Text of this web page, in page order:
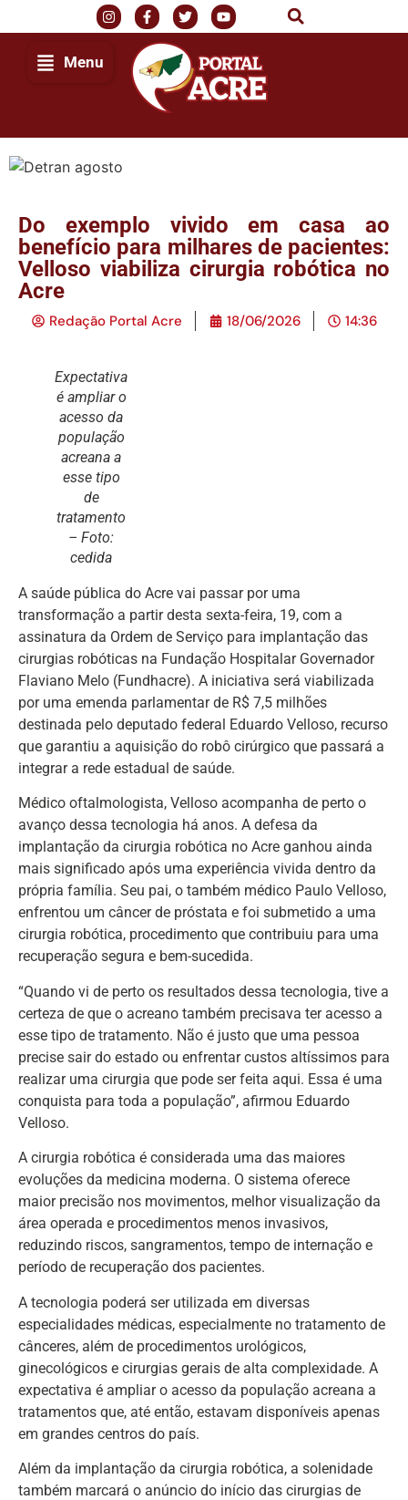
Menu
Do exemplo vivido em casa ao
benefício para milhares de pacientes:
Velloso viabiliza cirurgia robótica no
Acre
Redação Portal Acre 18/06/2026 14:36
Expectativa
é ampliar o
acesso da
população
acreana a
esse tipo
de
tratamento
– Foto:
cedida
A saúde pública do Acre vai passar por uma
transformação a partir desta sexta-feira, 19, com a
assinatura da Ordem de Serviço para implantação das
cirurgias robóticas na Fundação Hospitalar Governador
Flaviano Melo (Fundhacre). A iniciativa será viabilizada
por uma emenda parlamentar de R$ 7,5 milhões
destinada pelo deputado federal Eduardo Velloso, recurso
que garantiu a aquisição do robô cirúrgico que passará a
integrar a rede estadual de saúde.
Médico oftalmologista, Velloso acompanha de perto o
avanço dessa tecnologia há anos. A defesa da
implantação da cirurgia robótica no Acre ganhou ainda
mais significado após uma experiência vivida dentro da
própria família. Seu pai, o também médico Paulo Velloso,
enfrentou um câncer de próstata e foi submetido a uma
cirurgia robótica, procedimento que contribuiu para uma
recuperação segura e bem-sucedida.
“Quando vi de perto os resultados dessa tecnologia, tive a
certeza de que o acreano também precisava ter acesso a
esse tipo de tratamento. Não é justo que uma pessoa
precise sair do estado ou enfrentar custos altíssimos para
realizar uma cirurgia que pode ser feita aqui. Essa é uma
conquista para toda a população”, afirmou Eduardo
Velloso.
A cirurgia robótica é considerada uma das maiores
evoluções da medicina moderna. O sistema oferece
maior precisão nos movimentos, melhor visualização da
área operada e procedimentos menos invasivos,
reduzindo riscos, sangramentos, tempo de internação e
período de recuperação dos pacientes.
A tecnologia poderá ser utilizada em diversas
especialidades médicas, especialmente no tratamento de
cânceres, além de procedimentos urológicos,
ginecológicos e cirurgias gerais de alta complexidade. A
expectativa é ampliar o acesso da população acreana a
tratamentos que, até então, estavam disponíveis apenas
em grandes centros do país.
Além da implantação da cirurgia robótica, a solenidade
também marcará o anúncio do início das cirurgias de